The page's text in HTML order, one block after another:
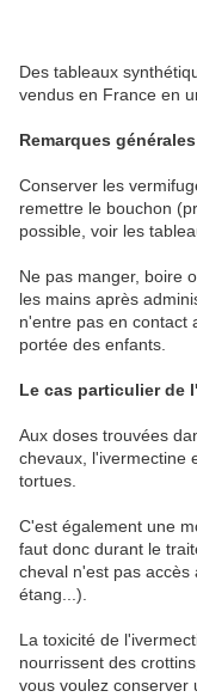
Des tableaux
vendus en France en
Remarques
Conserver les
remettre le bouchon
possible, voir les
Ne pas manger, boire
les mains après
n'entre pas en contact
portée des enfants.
Le cas particulier de
Aux doses trouvées
chevaux, l'ivermectine
tortues.
C'est également une
faut donc durant le
cheval n'est pas accès
étang...).
La toxicité de
nourrissent des
vous voulez conserver